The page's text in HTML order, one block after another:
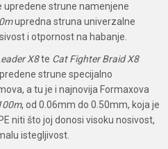
strune namenjene
upredna struna univerzalne
i otpornost na habanje.
X8te Cat Fighter Braid X8
strune specijalno
a tu je i najnovija Formaxova
, od 0.06mm do 0.50mm, koja je
niti što joj donosi visoku nosivost,
istegljivost.